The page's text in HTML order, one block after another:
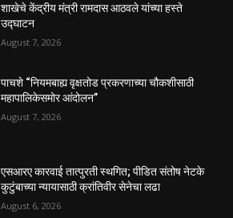
शाखेचे केंद्रीय मंत्री रामदास आठवले यांच्या हस्ते
उद्घाटन
August 7, 2026
पाचशे “नियमबाह्य वृक्षतोड प्रकरणाच्या चौकशीसाठी
महापालिकेसमोर आंदोलन”
August 7, 2026
एसआरए कारवाई तात्पुरती स्थगित; पीडित संतोष नेटके
कुटुंबाच्या न्यायासाठी क्रांतिवीर सेनेचा लढा
August 6, 2026